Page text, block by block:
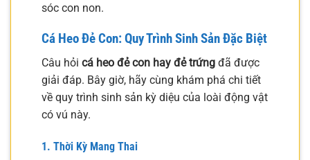
sóc con non.
Cá Heo Đẻ Con: Quy Trình Sinh Sản Đặc Biệt
Câu hỏi cá heo đẻ con hay đẻ trứng đã được
giải đáp. Bây giờ, hãy cùng khám phá chi tiết
về quy trình sinh sản kỳ diệu của loài động vật
có vú này.
1. Thời Kỳ Mang Thai